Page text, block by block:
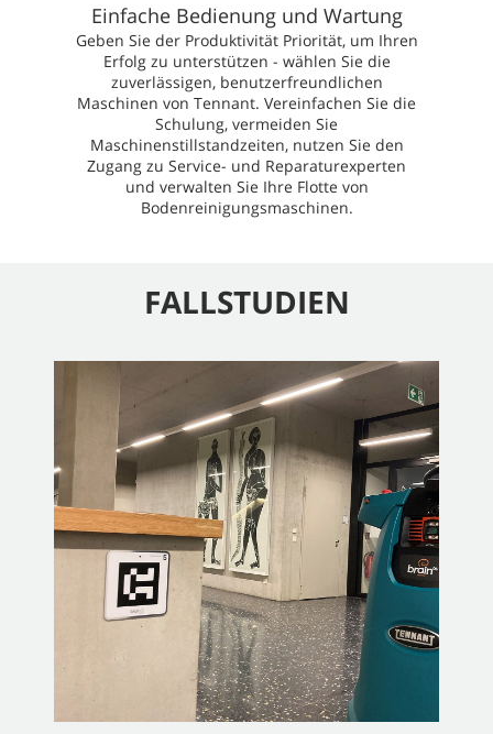
Einfache Bedienung und Wartung
Geben Sie der Produktivität Priorität, um Ihren
Erfolg zu unterstützen - wählen Sie die
zuverlässigen, benutzerfreundlichen
Maschinen von Tennant. Vereinfachen Sie die
Schulung, vermeiden Sie
Maschinenstillstandzeiten, nutzen Sie den
Zugang zu Service- und Reparaturexperten
und verwalten Sie Ihre Flotte von
Bodenreinigungsmaschinen.
FALLSTUDIEN